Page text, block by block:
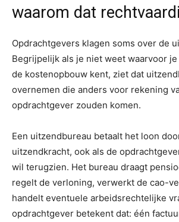
waarom dat
Opdrachtgevers klagen soms over de
Begrijpelijk als je niet weet waarvoor je
de kostenopbouw kent, ziet dat
overnemen die anders voor rekening
opdrachtgever zouden komen.
Een uitzendbureau betaalt het loon
uitzendkracht, ook als de
wil terugzien. Het bureau draagt
regelt de verloning, verwerkt de cao-
handelt eventuele arbeidsrechtelijke
opdrachtgever betekent dat: één